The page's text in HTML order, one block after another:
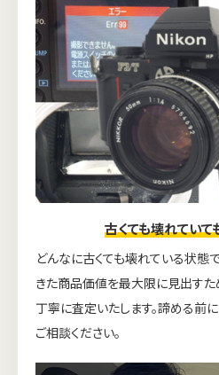
古くても壊れていて
どんなに古くても壊れている状態
きた商品価値を最大限に見出す
丁寧に査定いたします。諦める前
ご相談ください。